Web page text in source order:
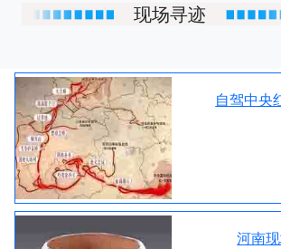
现场寻迹
自驾中央
河南